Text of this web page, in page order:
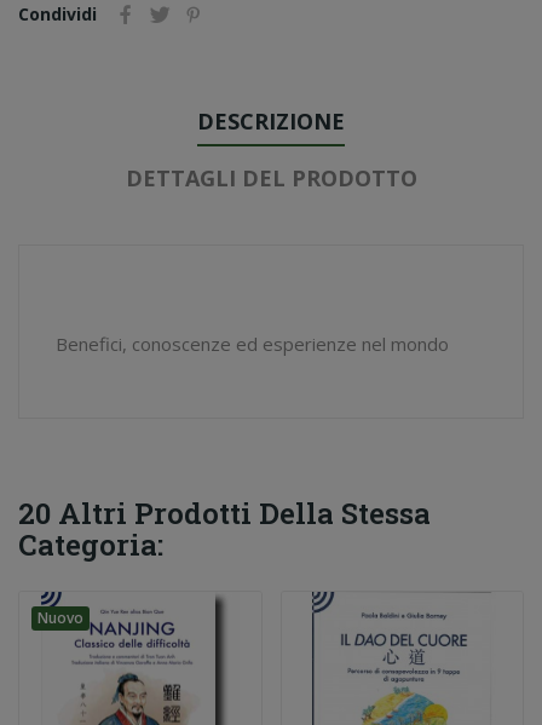
Condividi
DESCRIZIONE
DETTAGLI DEL PRODOTTO
Benefici, conoscenze ed esperienze nel mondo
20 Altri Prodotti Della Stessa
Categoria:
Nuovo